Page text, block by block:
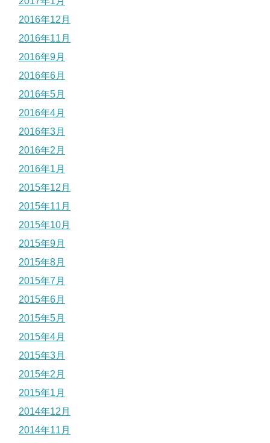
2016年12月
2016年11月
2016年9月
2016年6月
2016年5月
2016年4月
2016年3月
2016年2月
2016年1月
2015年12月
2015年11月
2015年10月
2015年9月
2015年8月
2015年7月
2015年6月
2015年5月
2015年4月
2015年3月
2015年2月
2015年1月
2014年12月
2014年11月